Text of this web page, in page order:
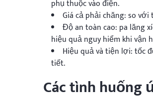
phụ thuộc vào điện.
Giá cả phải chăng: so
Độ an toàn cao: pa lăng
hiệu quả nguy hiểm khi vận
Hiệu quả và tiện lợi: tốc
tiết.
Các tình huống